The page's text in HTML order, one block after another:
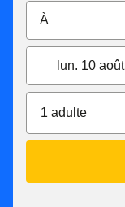
lun. 10 août
1 adulte